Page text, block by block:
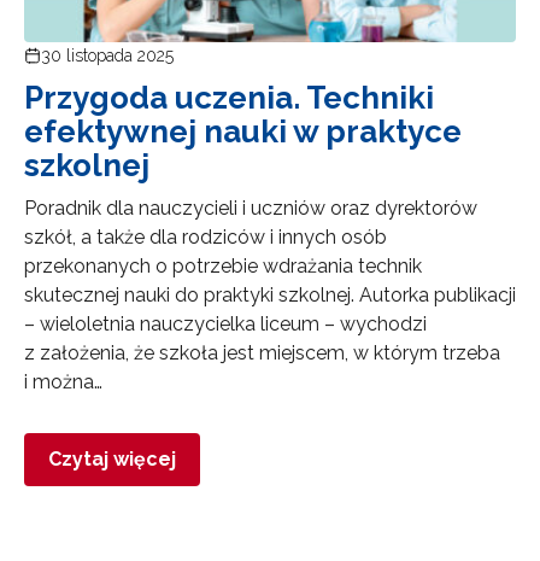
30 listopada 2025
Przygoda uczenia. Techniki
efektywnej nauki w praktyce
szkolnej
Poradnik dla nauczycieli i uczniów oraz dyrektorów
szkół, a także dla rodziców i innych osób
przekonanych o potrzebie wdrażania technik
skutecznej nauki do praktyki szkolnej. Autorka publikacji
– wieloletnia nauczycielka liceum – wychodzi
z założenia, że szkoła jest miejscem, w którym trzeba
i można…
Czytaj więcej